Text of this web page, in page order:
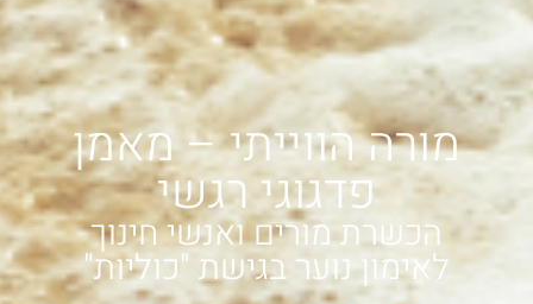
מורה הווייתי – מאמן
פדגוגי רגשי
הכשרת מורים ואנשי חינוך
לאימון נוער בגישת "כוליות"